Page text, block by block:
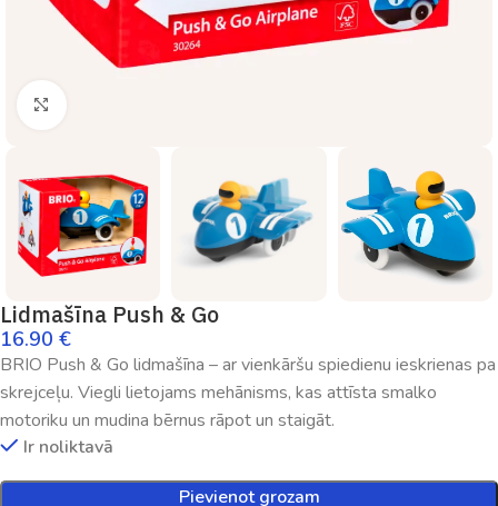
Lidmašīna Push & Go
16.90 €
BRIO Push & Go lidmašīna – ar vienkāršu spiedienu ieskrienas pa
skrejceļu. Viegli lietojams mehānisms, kas attīsta smalko
motoriku un mudina bērnus rāpot un staigāt.
Ir noliktavā
Pievienot grozam